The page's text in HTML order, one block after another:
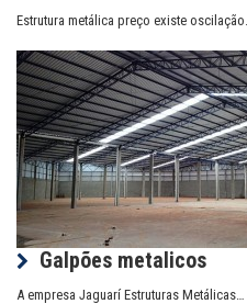
Estrutura metálica preço existe oscilação…
Galpões metalicos
A empresa Jaguarí Estruturas Metálicas…